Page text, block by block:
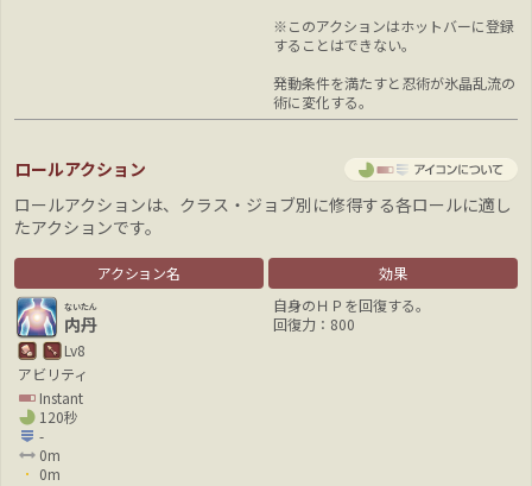
※このアクションはホットバーに登録
することはできない。
発動条件を満たすと忍術が氷晶乱流の
術に変化する。
ロールアクション
ロールアクションは、クラス・ジョブ別に修得する各ロールに適し
たアクションです。
アクション名 効果
内丹
ないたん
Lv8
アビリティ
Instant
120秒
-
0m
0m
自身のＨＰを回復する。
回復力：800